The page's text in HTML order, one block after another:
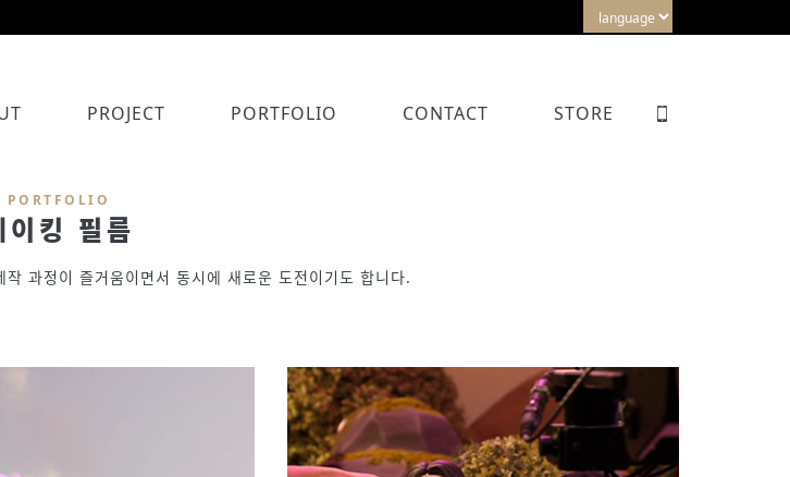
PROJECT PORTFOLIO CONTACT STORE
PORTFOLIO
이킹 필름
과정이 즐거움이면서 동시에 새로운 도전이기도 합니다.